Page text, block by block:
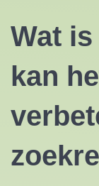
Wat is
kan